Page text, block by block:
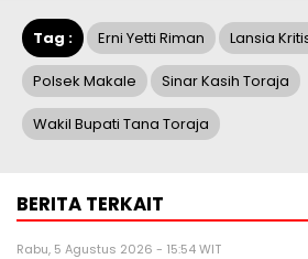
Tag : Erni Yetti Riman Lansia
Polsek Makale Sinar Kasih Toraja
Wakil Bupati Tana Toraja
BERITA TERKAIT
Rabu, 5 Agustus 2026 - 15:54 WIT